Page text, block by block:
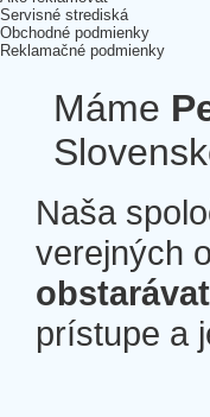
Servisné strediská
Obchodné podmienky
Reklamačné podmienky
Máme
Naša
verejných
prístupe a